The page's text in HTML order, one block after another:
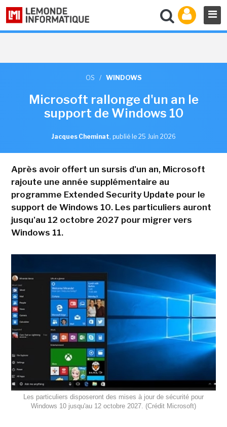
OS / WINDOWS
Microsoft rallonge d'un an le
support de Windows 10
Jacques Cheminat, publié le 25 Juin 2026
Après avoir offert un sursis d'un an, Microsoft
rajoute une année supplémentaire au
programme Extended Security Update pour le
support de Windows 10. Les particuliers auront
jusqu'au 12 octobre 2027 pour migrer vers
Windows 11.
Les particuliers disposeront des mises à jour de sécurité pour
Windows 10 jusqu'au 12 octobre 2027. (Crédit Microsoft)